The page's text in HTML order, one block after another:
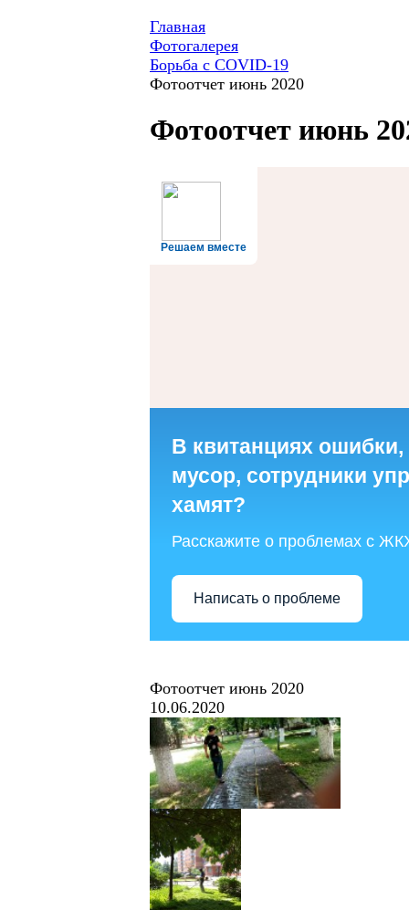
Главная
Фотогалерея
Борьба с COVID-19
Фотоотчет июнь 2020
Фотоотчет июнь
Решаем вместе
В квитанциях
мусор, сотрудники
хамят?
Расскажите о проблемах с
Написать о проблеме
Фотоотчет июнь 2020
10.06.2020